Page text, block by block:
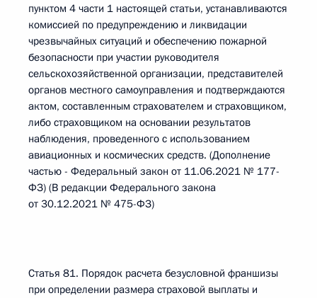
пунктом 4 части 1 настоящей статьи, устанавливаются
комиссией по предупреждению и ликвидации
чрезвычайных ситуаций и обеспечению пожарной
безопасности при участии руководителя
сельскохозяйственной организации, представителей
органов местного самоуправления и подтверждаются
актом, составленным страхователем и страховщиком,
либо страховщиком на основании результатов
наблюдения, проведенного с использованием
авиационных и космических средств. (Дополнение
частью - Федеральный закон от 11.06.2021 № 177-
ФЗ) (В редакции Федерального закона
от 30.12.2021 № 475-ФЗ)
Статья 81. Порядок расчета безусловной франшизы
при определении размера страховой выплаты и